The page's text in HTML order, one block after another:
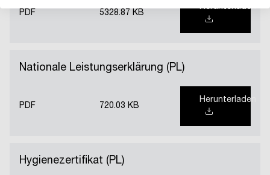
PDF 5328.87 KB
Herunterladen
Nationale Leistungserklärung (PL)
PDF 720.03 KB
Herunterladen
Hygienezertifikat (PL)